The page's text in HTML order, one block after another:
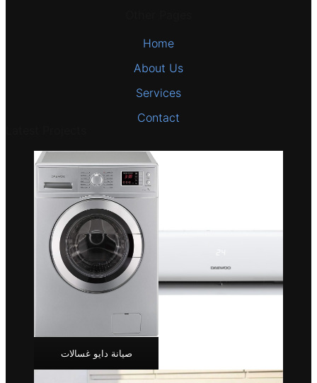
Home
About Us
Services
Contact
صيانة دايو غسالات